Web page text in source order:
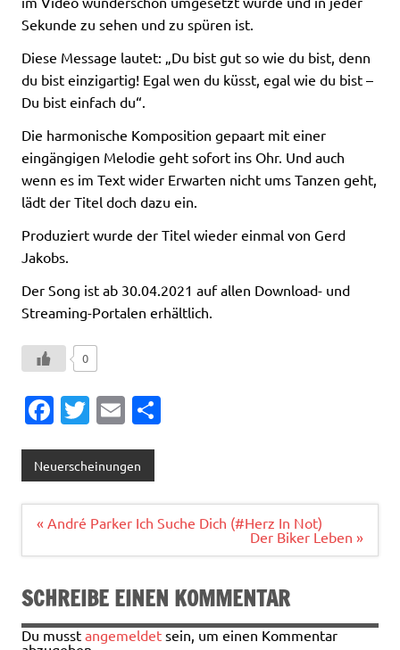
Sekunde zu sehen und zu spüren ist.
Diese Message lautet: „Du bist gut so wie du bist, denn
du bist einzigartig! Egal wen du küsst, egal wie du bist –
Du bist einfach du“.
Die harmonische Komposition gepaart mit einer
eingängigen Melodie geht sofort ins Ohr. Und auch
wenn es im Text wider Erwarten nicht ums Tanzen geht,
lädt der Titel doch dazu ein.
Produziert wurde der Titel wieder einmal von Gerd
Jakobs.
Der Song ist ab 30.04.2021 auf allen Download- und
Streaming-Portalen erhältlich.
0
Fa
e
b
o
o
k
T
it
te
r
E
ai
l
n
Neuerscheinungen
Beitragsnavigation
« André Parker Ich Suche Dich (#Herz In Not)
Der Biker Leben »
SCHREIBE EINEN KOMMENTAR
Du musst angemeldet sein, um einen Kommentar